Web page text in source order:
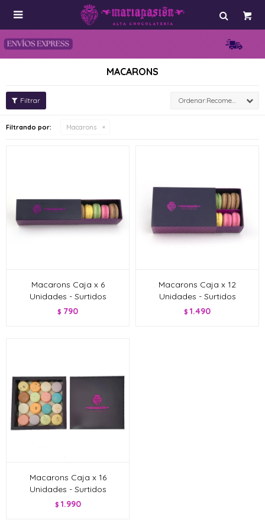

MACARONS
Recomendados
Filtrando por: Macarons
Macarons Caja x 6
Unidades - Surtidos
$ 790
Macarons Caja x 12
Unidades - Surtidos
$ 1.490
Macarons Caja x 16
Unidades - Surtidos
$ 1.990